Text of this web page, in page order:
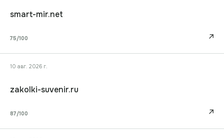
smart-mir.net
75/100 ↗
10 авг. 2026 г.
zakolki-suvenir.ru
87/100 ↗